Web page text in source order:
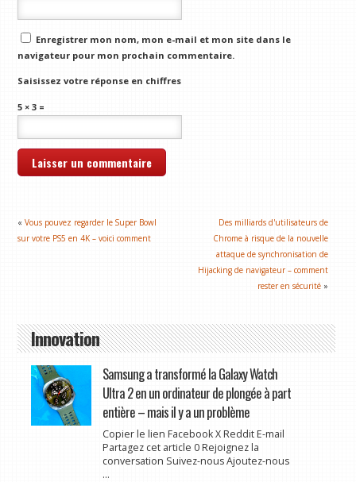
Enregistrer mon nom, mon e-mail et mon site dans le
navigateur pour mon prochain commentaire.
Saisissez votre réponse en chiffres
5 × 3 =
«Vous pouvez regarder le Super Bowl
sur votre PS5 en 4K – voici comment
Des milliards d'utilisateurs de
Chrome à risque de la nouvelle
attaque de synchronisation de
Hijacking de navigateur – comment
rester en sécurité »
Innovation
Samsung a transformé la Galaxy Watch
Ultra 2 en un ordinateur de plongée à part
entière – mais il y a un problème
Copier le lien Facebook X Reddit E-mail
Partagez cet article 0 Rejoignez la
conversation Suivez-nous Ajoutez-nous
...